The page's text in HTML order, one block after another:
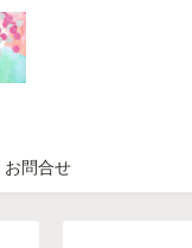
お問合せ